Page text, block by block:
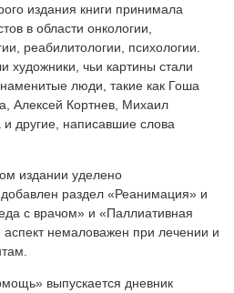
издания книги принимала
в области онкологии,
реабилитологии, психологии.
художники, чьи картины стали
люди, такие как Гоша
Алексей Кортнев, Михаил
другие, написавшие слова
издании уделено
раздел «Реанимация» и
с врачом» и «Паллиативная
немаловажен при лечении и
Скопировано
выпускается дневник